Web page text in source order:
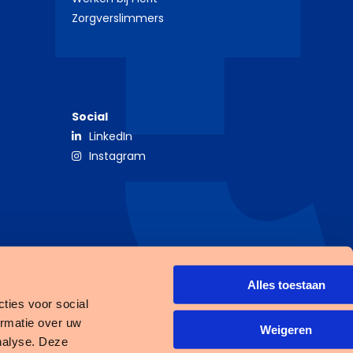
voor social
over uw
Deze
Alles toestaan
Weigeren
Zorgverslimmers
Social
LinkedIn
Instagram
Open
link